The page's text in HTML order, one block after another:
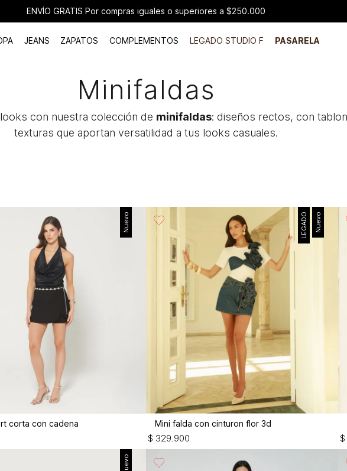
GRATIS Por compras iguales o superiores a $250.000
JEANS ZAPATOS COMPLEMENTOS LEGADO STUDIO F PASARELA
Minifaldas
con nuestra colección de minifaldas: diseños rectos, con
texturas que aportan versatilidad a tus looks casuales.
Nuevo
corta con cadena
Nuevo
LEGADO
Mini falda con cinturon flor 3d
$ 329.900 $
Nuevo